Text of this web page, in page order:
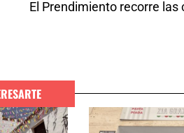
El Prendimiento recorre las